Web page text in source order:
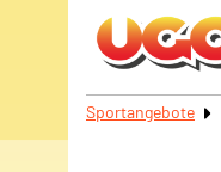
Sportangebote